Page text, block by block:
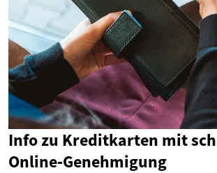
Info zu Kreditkarten mit
Online‑Genehmigung